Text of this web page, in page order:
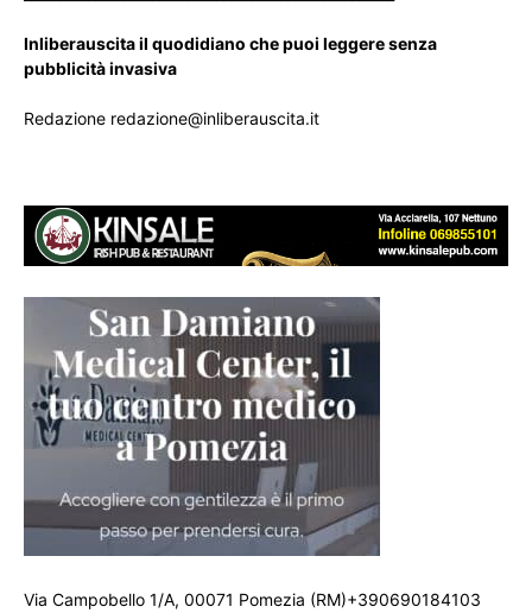
Inliberauscita il quodidiano che puoi leggere senza
pubblicità invasiva
Redazione redazione@inliberauscita.it
Via Campobello 1/A, 00071 Pomezia (RM)+390690184103